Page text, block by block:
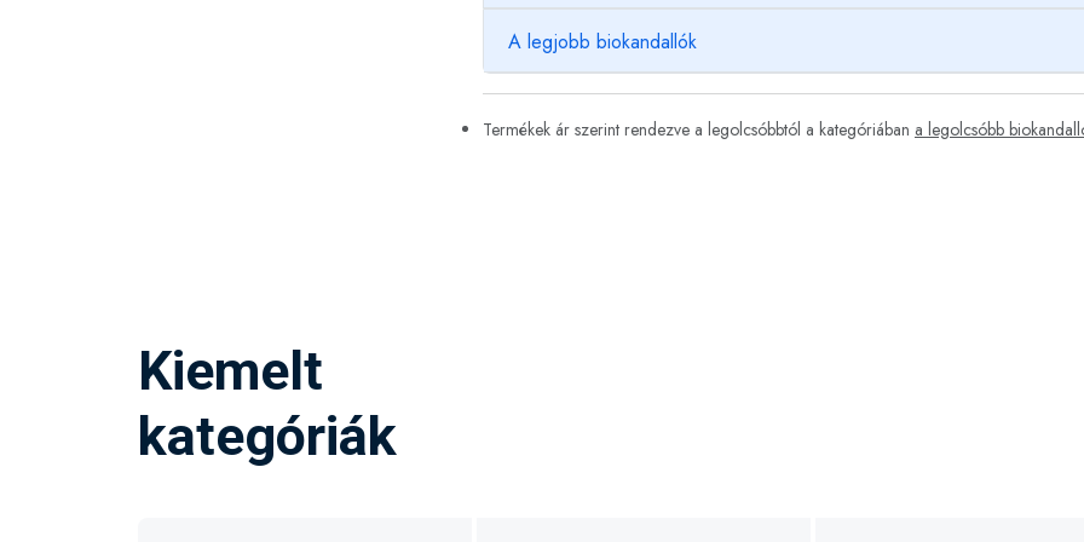
A legjobb biokandallók
Termékek ár szerint rendezve a legolcsóbbtól a kategóriában a legolcsóbb
Kiemelt
kategóriák